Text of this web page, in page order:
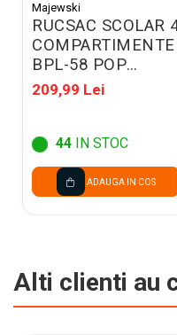
Majewski
RUCSAC SCOLAR
COMPARTIMENTE
BPL-58 POP
DEMON HUNTERS
VIOLET 304767
209,99 Lei
44 IN STOC
ADAUGA IN COS
Alti clienti au